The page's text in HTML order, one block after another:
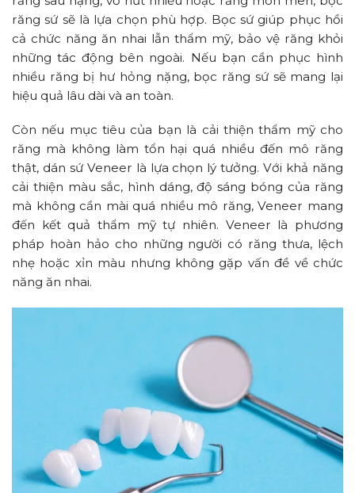
răng sứ sẽ là lựa chọn phù hợp. Bọc sứ giúp phục hồi
cả chức năng ăn nhai lẫn thẩm mỹ, bảo vệ răng khỏi
những tác động bên ngoài. Nếu bạn cần phục hình
nhiều răng bị hư hỏng nặng, bọc răng sứ sẽ mang lại
hiệu quả lâu dài và an toàn.
Còn nếu mục tiêu của bạn là cải thiện thẩm mỹ cho
răng mà không làm tổn hại quá nhiều đến mô răng
thật, dán sứ Veneer là lựa chọn lý tưởng. Với khả năng
cải thiện màu sắc, hình dáng, độ sáng bóng của răng
mà không cần mài quá nhiều mô răng, Veneer mang
đến kết quả thẩm mỹ tự nhiên. Veneer là phương
pháp hoàn hảo cho những người có răng thưa, lệch
nhẹ hoặc xỉn màu nhưng không gặp vấn đề về chức
năng ăn nhai.